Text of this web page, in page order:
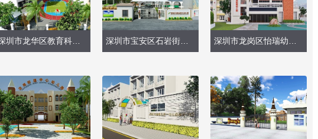
深圳市龙华区教育科学研究院附属幼儿园 深圳市宝安区石岩街道中心幼儿园（户外设计） 深圳市龙岗区怡瑞幼儿园（外墙立面改造）